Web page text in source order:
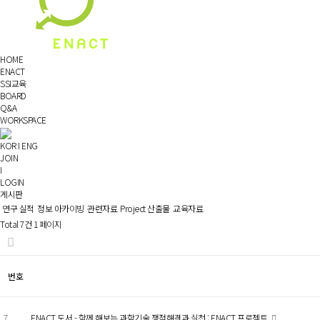
HOME
ENACT
SSI교육
BOARD
Q&A
WORKSPACE
KOR I ENG
JOIN
I
LOGIN
게시판
연구 실적 정보 아카이빙 관련자료 Project 산출물 교육자료
Total 7건 1 페이지
번호
7 ENACT 도서 - 함께 해보는 과학기술 쟁점해결과 실천 : ENACT 프로젝트